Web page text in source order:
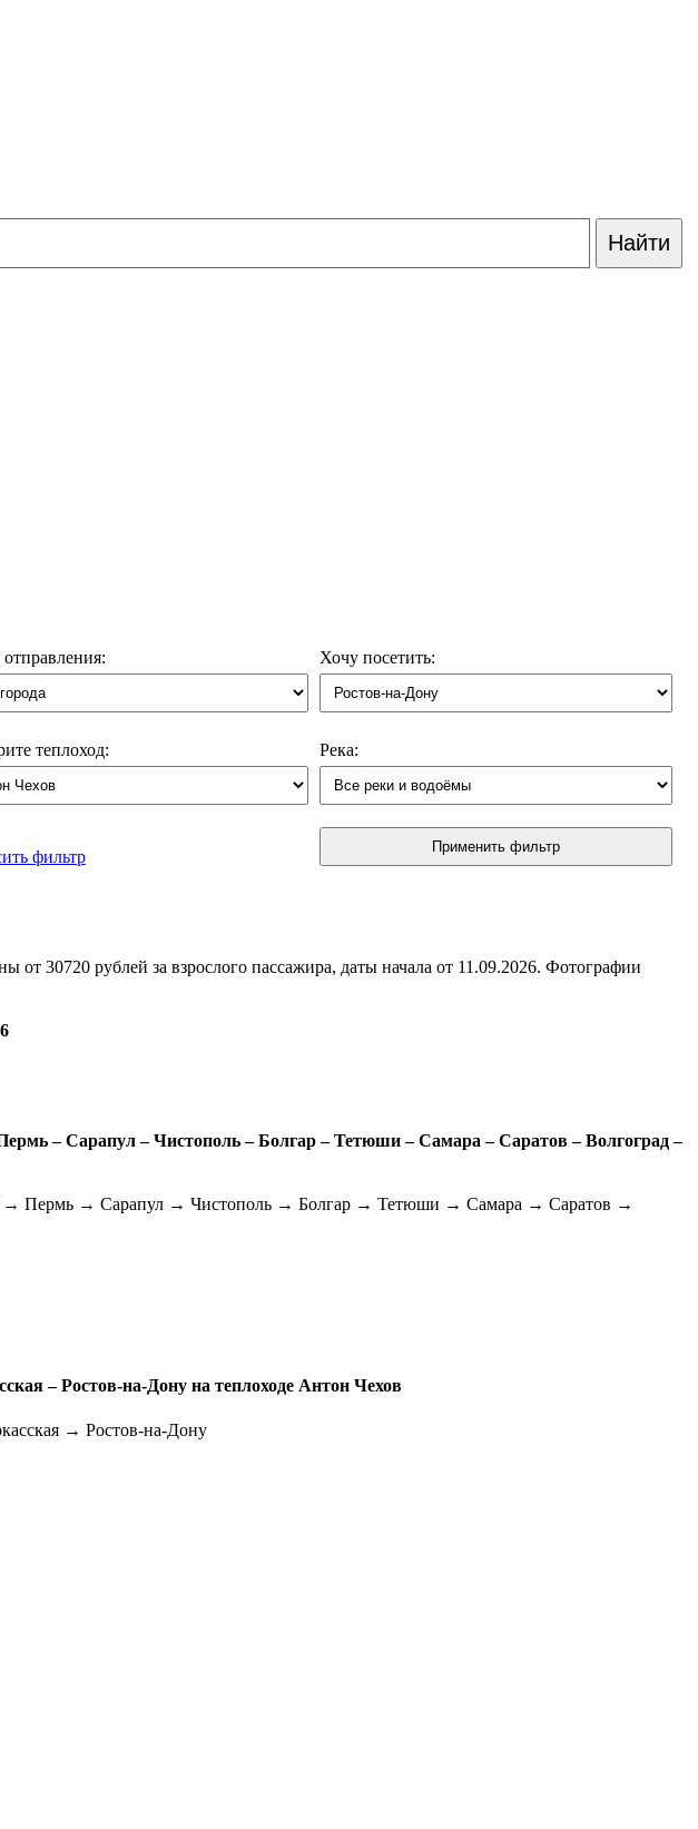
Хочу посетить:
теплоход: Река:
фильтр
Применить фильтр
30720 рублей за взрослого пассажира, даты начала от 11.09.2026. Фотографии
– Сарапул – Чистополь – Болгар – Тетюши – Самара – Саратов – Волгоград –
Пермь → Сарапул → Чистополь → Болгар → Тетюши → Самара → Саратов →
– Ростов-на-Дону на теплоходе Антон Чехов
→ Ростов-на-Дону